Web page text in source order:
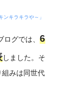
ンキラキラや～」
グでは、 6
しました。そ
みは同世代